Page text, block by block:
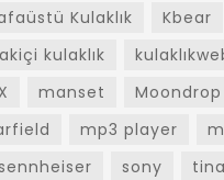
Kulaklık Kbear
kulaklık
manset
Moondrop
mp3 player
sony